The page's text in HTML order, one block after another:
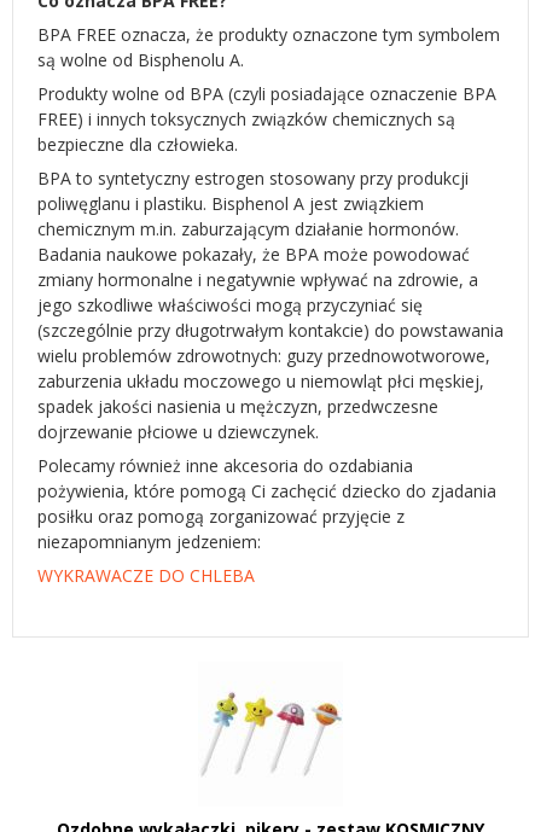
BPA FREE oznacza, że produkty oznaczone tym symbolem
są wolne od Bisphenolu A.
Produkty wolne od BPA (czyli posiadające oznaczenie BPA
FREE) i innych toksycznych związków chemicznych są
bezpieczne dla człowieka.
BPA to syntetyczny estrogen stosowany przy produkcji
poliwęglanu i plastiku. Bisphenol A jest związkiem
chemicznym m.in. zaburzającym działanie hormonów.
Badania naukowe pokazały, że BPA może powodować
zmiany hormonalne i negatywnie wpływać na zdrowie, a
jego szkodliwe właściwości mogą przyczyniać się
(szczególnie przy długotrwałym kontakcie) do powstawania
wielu problemów zdrowotnych: guzy przednowotworowe,
zaburzenia układu moczowego u niemowląt płci męskiej,
spadek jakości nasienia u mężczyzn, przedwczesne
dojrzewanie płciowe u dziewczynek.
Polecamy również inne akcesoria do ozdabiania
pożywienia, które pomogą Ci zachęcić dziecko do zjadania
posiłku oraz pomogą zorganizować przyjęcie z
niezapomnianym jedzeniem:
WYKRAWACZE DO CHLEBA